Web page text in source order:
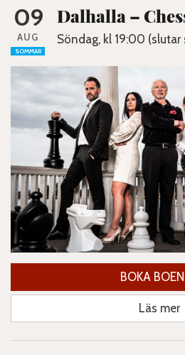
09
AUG
SOMMAR
Dalhalla –
Söndag, kl 19:00
BOKA
Läs mer